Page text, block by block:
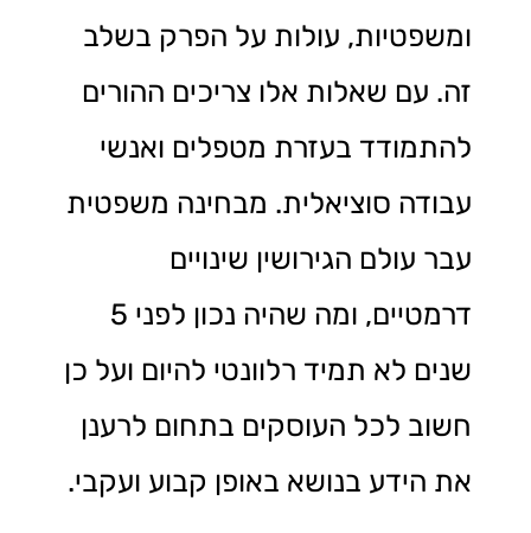
ומשפטיות, עולות על הפרק בשלב
זה. עם שאלות אלו צריכים ההורים
להתמודד בעזרת מטפלים ואנשי
עבודה סוציאלית. מבחינה משפטית
עבר עולם הגירושין שינויים
דרמטיים, ומה שהיה נכון לפני 5
שנים לא תמיד רלוונטי להיום ועל כן
חשוב לכל העוסקים בתחום לרענן
את הידע בנושא באופן קבוע ועקבי.